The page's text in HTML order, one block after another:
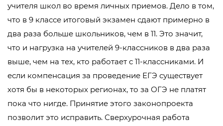
учителя школ во время личных приемов. Дело в том,
что в 9 классе итоговый экзамен сдают примерно в
два раза больше школьников, чем в 11. Это значит,
что и нагрузка на учителей 9-классников в два раза
выше, чем на тех, кто работает с 11-классниками. И
если компенсация за проведение ЕГЭ существует
хотя бы в некоторых регионах, то за ОГЭ не платят
пока что нигде. Принятие этого законопроекта
позволит это исправить. Сверхурочная работа